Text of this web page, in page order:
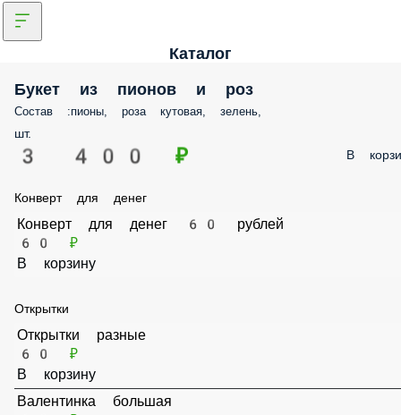
Каталог
Букет из пионов и роз
Состав :пионы, роза кутовая, зелень,
шт.
3 400 ₽ В
Конверт для денег
Конверт для денег 60 рублей
60 ₽
В корзину
Открытки
Открытки разные
60 ₽
В корзину